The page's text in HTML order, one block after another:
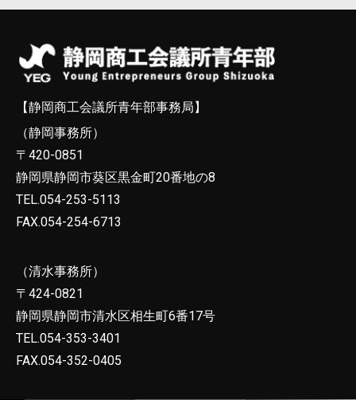
【静岡商工会議所青年部事務局】
（静岡事務所）
〒420-0851
静岡県静岡市葵区黒金町20番地の8
TEL.054-253-5113
FAX.054-254-6713
（清水事務所）
〒424-0821
静岡県静岡市清水区相生町6番17号
TEL.054-353-3401
FAX.054-352-0405